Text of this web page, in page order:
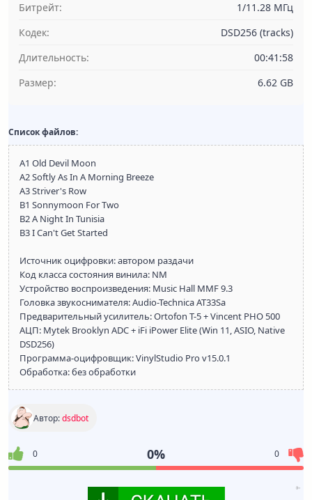
Битрейт:
1/11.28 МГц
Кодек:
DSD256 (tracks)
Длительность:
00:41:58
Размер:
6.62 GB
Список файлов:
A1 Old Devil Moon
A2 Softly As In A Morning Breeze
A3 Striver's Row
B1 Sonnymoon For Two
B2 A Night In Tunisia
B3 I Can't Get Started
Источник оцифровки: автором раздачи
Код класса состояния винила: NM
Устройство воспроизведения: Music Hall MMF 9.3
Головка звукоснимателя: Audio-Technica AT33Sa
Предварительный усилитель: Ortofon T-5 + Vincent PHO 500
АЦП: Mytek Brooklyn ADC + iFi iPower Elite (Win 11, ASIO, Native
DSD256)
Программа-оцифровщик: VinylStudio Pro v15.0.1
Обработка: без обработки
Автор:dsdbot
0 0% 0